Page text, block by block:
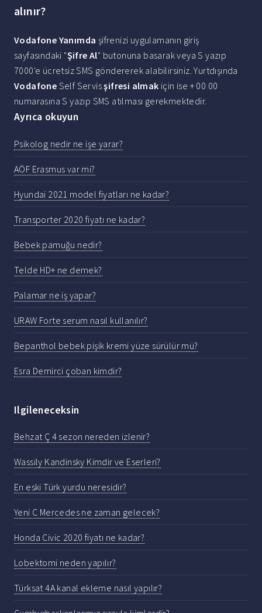
alınır?
Vodafone Yanımda şifrenizi uygulamanın giriş
sayfasındaki "Şifre Al" butonuna basarak veya S yazıp
7000'e ücretsiz SMS göndererek alabilirsiniz. Yurtdışında
Vodafone Self Servisşifresi almak için ise + 00 00
numarasına S yazıp SMS atılması gerekmektedir.
Ayrıca okuyun
Psikolog nedir ne işe yarar?
AÖF Erasmus var mi?
Hyundai 2021 model fiyatları ne kadar?
Transporter 2020 fiyatı ne kadar?
Bebek pamuğu nedir?
Telde HD+ ne demek?
Palamar ne iş yapar?
URAW Forte serum nasıl kullanılır?
Bepanthol bebek pişik kremi yüze sürülür mü?
Esra Demirci çoban kimdir?
Ilgileneceksin
Behzat Ç 4 sezon nereden izlenir?
Wassily Kandinsky Kimdir ve Eserleri?
En eski Türk yurdu neresidir?
Yeni C Mercedes ne zaman gelecek?
Honda Civic 2020 fiyatı ne kadar?
Lobektomi neden yapılır?
Türksat 4A kanal ekleme nasıl yapılır?